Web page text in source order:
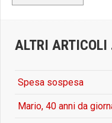
ALTRI
Spesa sospesa
Mario, 40 anni da